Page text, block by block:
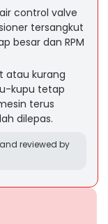
control valve
tersangkut
besar dan RPM
atau kurang
kupu tetap
terus
dilepas.
reviewed by